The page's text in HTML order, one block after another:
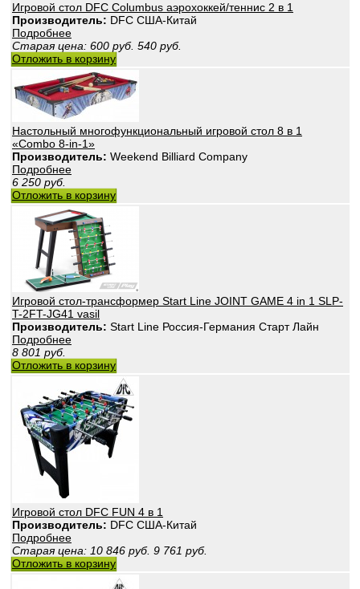
Игровой стол DFC Columbus аэрохоккей/теннис 2 в 1
Производитель: DFС США-Китай
Подробнее
Старая цена: 600 руб. 540 руб.
Отложить в корзину
Настольный многофункциональный игровой стол 8 в 1
«Combo 8-in-1»
Производитель: Weekend Billiard Company
Подробнее
6 250 руб.
Отложить в корзину
Игровой стол-трансформер Start Line JOINT GAME 4 in 1 SLP-
T-2FT-JG41 vasil
Производитель: Start Line Россия-Германия Старт Лайн
Подробнее
8 801 руб.
Отложить в корзину
Игровой стол DFC FUN 4 в 1
Производитель: DFС США-Китай
Подробнее
Старая цена: 10 846 руб. 9 761 руб.
Отложить в корзину